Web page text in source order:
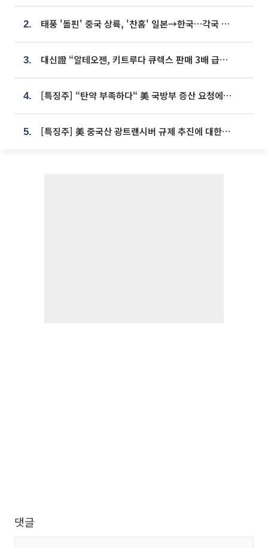
2. 태풍 '돌핀' 중국 상륙, '찬홈' 일본→한국…각국 기상청 예상 경로는?
3. 대신證 “알테오젠, 키트루다 큐렉스 판매 3배 급증…목표가 41만원 상향”
4. [특징주] “탄약 부족하다“ 美 국방부 증산 요청에⋯국내 방산주 급등세
5. [특징주] 美 중국산 광트랜시버 규제 추진에 대한광통신 등 광통신株 강세
댓글